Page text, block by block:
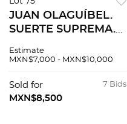
JUAN OLAGUÍBEL.
SUERTE SUPREMA.
perdida con patina
mármol. Firmada y
fechada "Oliaguíbel
Estimate
MXN$7,000 - MXN$10,000
7 Bids
Sold for
MXN$8,500